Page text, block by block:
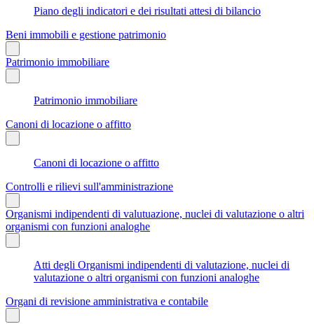
Piano degli indicatori e dei risultati attesi di bilancio
Beni immobili e gestione patrimonio
Patrimonio immobiliare
Patrimonio immobiliare
Canoni di locazione o affitto
Canoni di locazione o affitto
Controlli e rilievi sull'amministrazione
Organismi indipendenti di valutuazione, nuclei di valutazione o altri
organismi con funzioni analoghe
Atti degli Organismi indipendenti di valutazione, nuclei di
valutazione o altri organismi con funzioni analoghe
Organi di revisione amministrativa e contabile